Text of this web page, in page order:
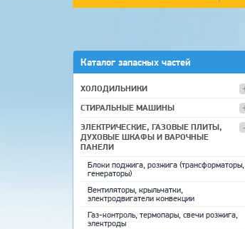
Каталог запасных частей
ХОЛОДИЛЬНИКИ
СТИРАЛЬНЫЕ МАШИНЫ
ЭЛЕКТРИЧЕСКИЕ, ГАЗОВЫЕ ПЛИТЫ,
ДУХОВЫЕ ШКАФЫ И ВАРОЧНЫЕ
ПАНЕЛИ
Блоки поджига, розжига (трансформаторы,
генераторы)
Вентиляторы, крыльчатки,
электродвигатели конвекции
Газ-контроль, термопары, свечи розжига,
электроды